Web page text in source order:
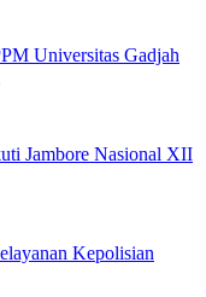
Universitas Gadjah
Jambore Nasional XII
Kepolisian